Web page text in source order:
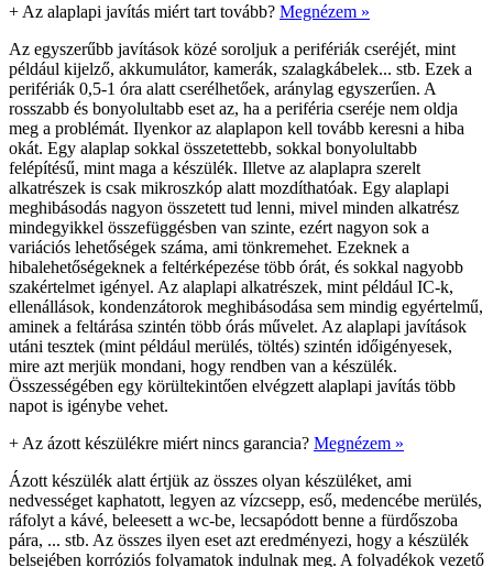
+ Az alaplapi javítás miért tart tovább? Megnézem »
Az egyszerűbb javítások közé soroljuk a perifériák cseréjét, mint
például kijelző, akkumulátor, kamerák, szalagkábelek... stb. Ezek a
perifériák 0,5-1 óra alatt cserélhetőek, aránylag egyszerűen. A
rosszabb és bonyolultabb eset az, ha a periféria cseréje nem oldja
meg a problémát. Ilyenkor az alaplapon kell tovább keresni a hiba
okát. Egy alaplap sokkal összetettebb, sokkal bonyolultabb
felépítésű, mint maga a készülék. Illetve az alaplapra szerelt
alkatrészek is csak mikroszkóp alatt mozdíthatóak. Egy alaplapi
meghibásodás nagyon összetett tud lenni, mivel minden alkatrész
mindegyikkel összefüggésben van szinte, ezért nagyon sok a
variációs lehetőségek száma, ami tönkremehet. Ezeknek a
hibalehetőségeknek a feltérképezése több órát, és sokkal nagyobb
szakértelmet igényel. Az alaplapi alkatrészek, mint például IC-k,
ellenállások, kondenzátorok meghibásodása sem mindig egyértelmű,
aminek a feltárása szintén több órás művelet. Az alaplapi javítások
utáni tesztek (mint például merülés, töltés) szintén időigényesek,
mire azt merjük mondani, hogy rendben van a készülék.
Összességében egy körültekintően elvégzett alaplapi javítás több
napot is igénybe vehet.
+ Az ázott készülékre miért nincs garancia? Megnézem »
Ázott készülék alatt értjük az összes olyan készüléket, ami
nedvességet kaphatott, legyen az vízcsepp, eső, medencébe merülés,
ráfolyt a kávé, beleesett a wc-be, lecsapódott benne a fürdőszoba
pára, ... stb. Az összes ilyen eset azt eredményezi, hogy a készülék
belsejében korróziós folyamatok indulnak meg. A folyadékok vezető